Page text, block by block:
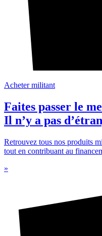
Acheter militant
Faites passer le
Il n’y a pas
Retrouvez tous nos produits
tout en contribuant au
»